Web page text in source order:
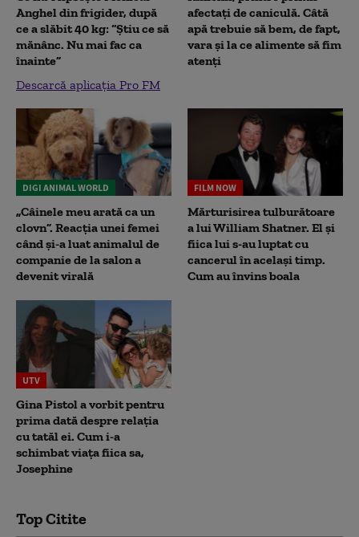
Anghel din frigider, după
ce a slăbit 40 kg: “Știu ce să
mănânc. Nu mai fac ca
înainte”
Descarcă aplicația Pro FM
afectați de caniculă. Câtă
apă trebuie să bem, de fapt,
vara și la ce alimente să fim
atenți
DIGI ANIMAL WORLD
„Câinele meu arată ca un
clovn”. Reacția unei femei
când și-a luat animalul de
companie de la salon a
devenit virală
FILM NOW
Mărturisirea tulburătoare
a lui William Shatner. El și
fiica lui s-au luptat cu
cancerul în același timp.
Cum au învins boala
UTV
Gina Pistol a vorbit pentru
prima dată despre relația
cu tatăl ei. Cum i-a
schimbat viața fiica sa,
Josephine
Top Citite